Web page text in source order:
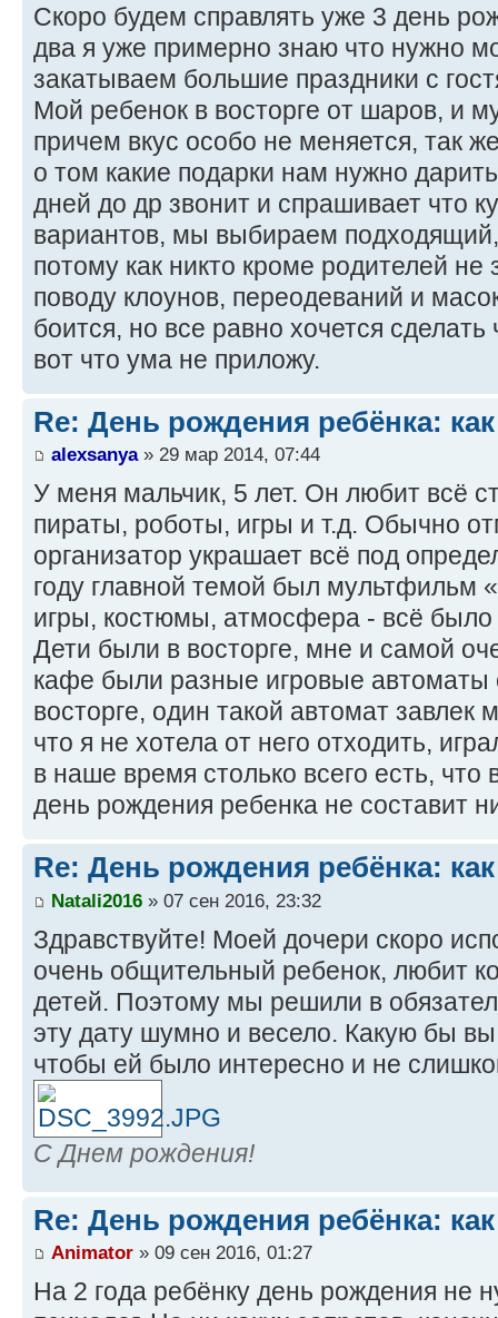
Скоро будем справлять уже 3 день
два я уже примерно знаю что нужно
закатываем большие праздники с
Мой ребенок в восторге от шаров, и
причем вкус особо не меняется, так
о том какие подарки нам нужно
дней до др звонит и спрашивает что
вариантов, мы выбираем
потому как никто кроме родителей
поводу клоунов, переодеваний и
боится, но все равно хочется
вот что ума не приложу.
Re: День рождения ребёнка:
alexsanya» 29 мар 2014, 07:44
У меня мальчик, 5 лет. Он любит всё
пираты, роботы, игры и т.д. Обычно
организатор украшает всё под
году главной темой был мультфильм
игры, костюмы, атмосфера - всё
Дети были в восторге, мне и самой
кафе были разные игровые автоматы
восторге, один такой автомат
что я не хотела от него отходить,
в наше время столько всего есть, что
день рождения ребенка не составит
Re: День рождения ребёнка:
Natali2016 » 07 сен 2016, 23:32
Здравствуйте! Моей дочери скоро
очень общительный ребенок, любит
детей. Поэтому мы решили в
эту дату шумно и весело. Какую бы
чтобы ей было интересно и не
С Днем рождения!
Re: День рождения ребёнка:
Animator » 09 сен 2016, 01:27
На 2 года ребёнку день рождения не